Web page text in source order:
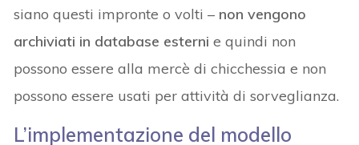
siano questi impronte o volti – non vengono
archiviati in database esternie quindi non
possono essere alla mercè di chicchessia e non
possono essere usati per attività di sorveglianza.
L’implementazione del modello